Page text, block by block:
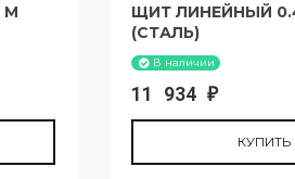
М
ЩИТ ЛИНЕЙНЫЙ
(СТАЛЬ)
В наличии
11 934 ₽
КУПИТЬ